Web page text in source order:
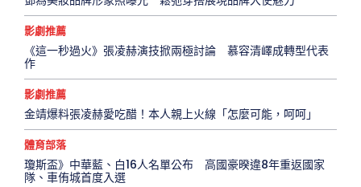
影劇推薦
《這一秒過火》張凌赫演技掀兩極討論 慕容清嶧成轉型代表
作
影劇推薦
金靖爆料張凌赫愛吃醋！本人親上火線「怎麼可能，呵呵」
體育部落
瓊斯盃》中華藍、白16人名單公布 高國豪暌違8年重返國家
隊、車侑城首度入選